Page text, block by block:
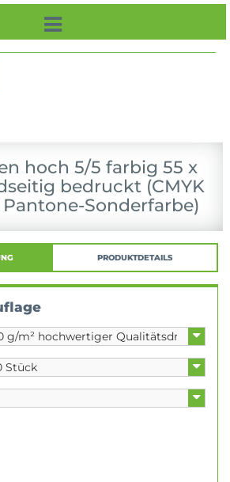
hoch 5/5 farbig 55 x
bedruckt (CMYK
Pantone-Sonderfarbe)
PRODUKTDETAILS